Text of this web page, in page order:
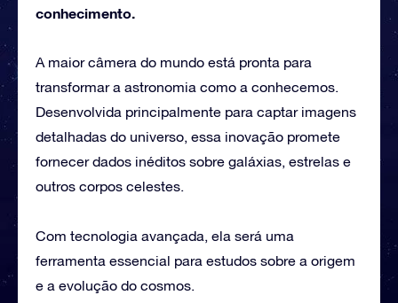
conhecimento.
A maior câmera do mundo está pronta para
transformar a astronomia como a conhecemos.
Desenvolvida principalmente para captar imagens
detalhadas do universo, essa inovação promete
fornecer dados inéditos sobre galáxias, estrelas e
outros corpos celestes.
Com tecnologia avançada, ela será uma
ferramenta essencial para estudos sobre a origem
e a evolução do cosmos.